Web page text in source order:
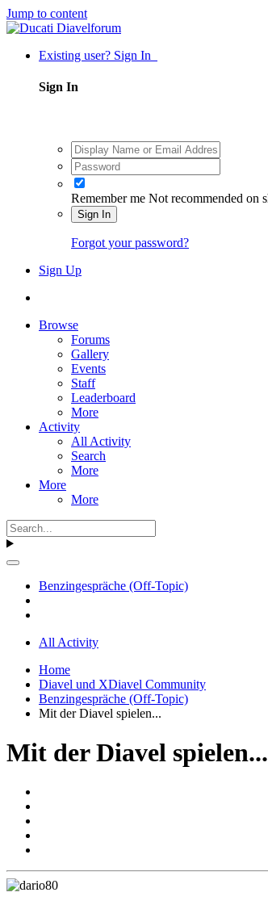
Jump to content
Existing user? Sign In
Sign In
Remember me Not recommended on
Sign In
Forgot your password?
Sign Up
Browse
Forums
Gallery
Events
Staff
Leaderboard
More
Activity
All Activity
Search
More
More
More
Benzingespräche (Off-Topic)
All Activity
Home
Diavel und XDiavel Community
Benzingespräche (Off-Topic)
Mit der Diavel spielen...
Mit der Diavel spielen...